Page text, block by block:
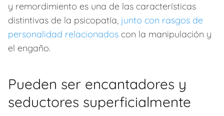
y remordimiento es una de las características
distintivas de la psicopatía, junto con rasgos de
personalidad relacionados con la manipulación y
el engaño.
Pueden ser encantadores y
seductores superficialmente